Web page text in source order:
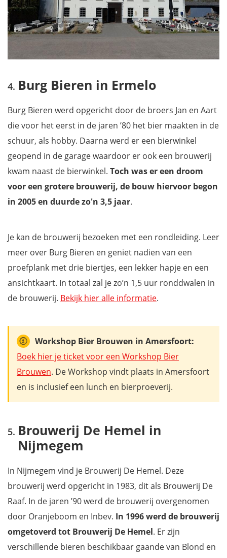
Burg Bieren in Ermelo
Burg Bieren werd opgericht door de broers Jan en Aart
die voor het eerst in de jaren ’80 het bier maakten in de
schuur, als hobby. Daarna werd er een bierwinkel
geopend in de garage waardoor er ook een brouwerij
kwam naast de bierwinkel. Toch was er een droom
voor een grotere brouwerij, de bouw hiervoor begon
in 2005 en duurde zo'n 3,5 jaar.
Je kan de brouwerij bezoeken met een rondleiding. Leer
meer over Burg Bieren en geniet nadien van een
proefplank met drie biertjes, een lekker hapje en een
ansichtkaart. In totaal zal je zo’n 1,5 uur ronddwalen in
de brouwerij. Bekijk hier alle informatie.
Workshop Bier Brouwen in Amersfoort:
Boek hier je ticket voor een Workshop Bier
Brouwen. De Workshop vindt plaats in Amersfoort
en is inclusief een lunch en bierproeverij.
Brouwerij De Hemel in
Nijmegem
In Nijmegem vind je Brouwerij De Hemel. Deze
brouwerij werd opgericht in 1983, dit als Brouwerij De
Raaf. In de jaren ’90 werd de brouwerij overgenomen
door Oranjeboom en Inbev. In 1996 werd de brouwerij
omgetoverd tot Brouwerij De Hemel. Er zijn
verschillende bieren beschikbaar gaande van Blond en